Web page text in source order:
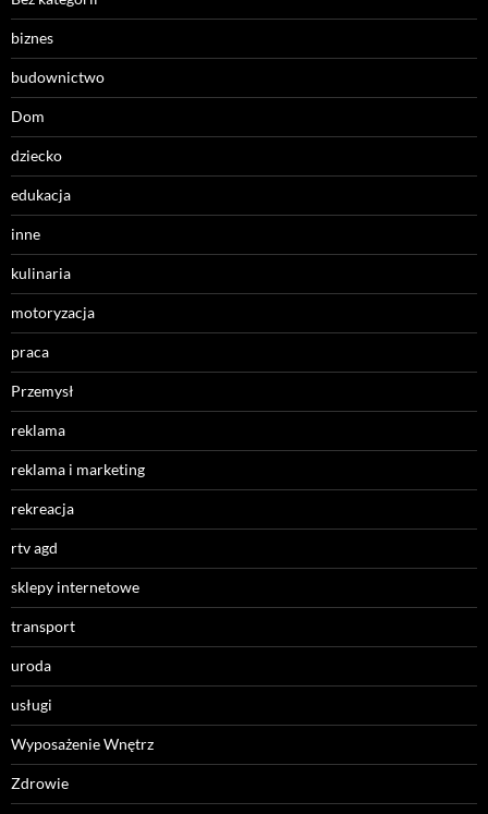
biznes
budownictwo
Dom
dziecko
edukacja
inne
kulinaria
motoryzacja
praca
Przemysł
reklama
reklama i marketing
rekreacja
rtv agd
sklepy internetowe
transport
uroda
usługi
Wyposażenie Wnętrz
Zdrowie